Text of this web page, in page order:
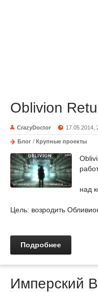
Oblivion
CrazyDoctor 17.05.2014,
Блог / Крупные проекты
над
Цель: возродить
Подробнее
Имперский